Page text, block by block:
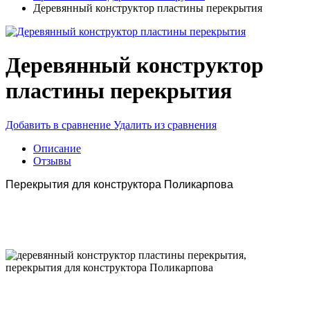
Деревянный конструктор пластины перекрытия
Деревянный конструктор
пластины перекрытия
Добавить в сравнение Удалить из сравнения
Описание
Отзывы
Перекрытия для конструктора Поликарпова